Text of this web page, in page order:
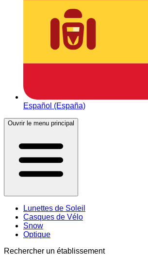
Español (España)
Ouvrir le menu principal
Lunettes de Soleil
Casques de Vélo
Snow
Optique
Rechercher un établissement